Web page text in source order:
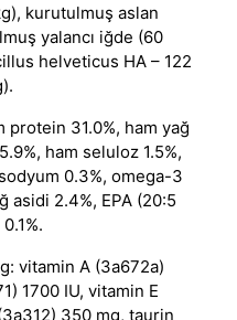
kurutulmuş aslan
yalancı iğde (60
helveticus HA – 122
31.0%, ham yağ
ham seluloz 1.5%,
0.3%, omega-3
asidi 2.4%, EPA (20:5
vitamin A (3a672a)
1700 IU, vitamin E
350 mg, taurin